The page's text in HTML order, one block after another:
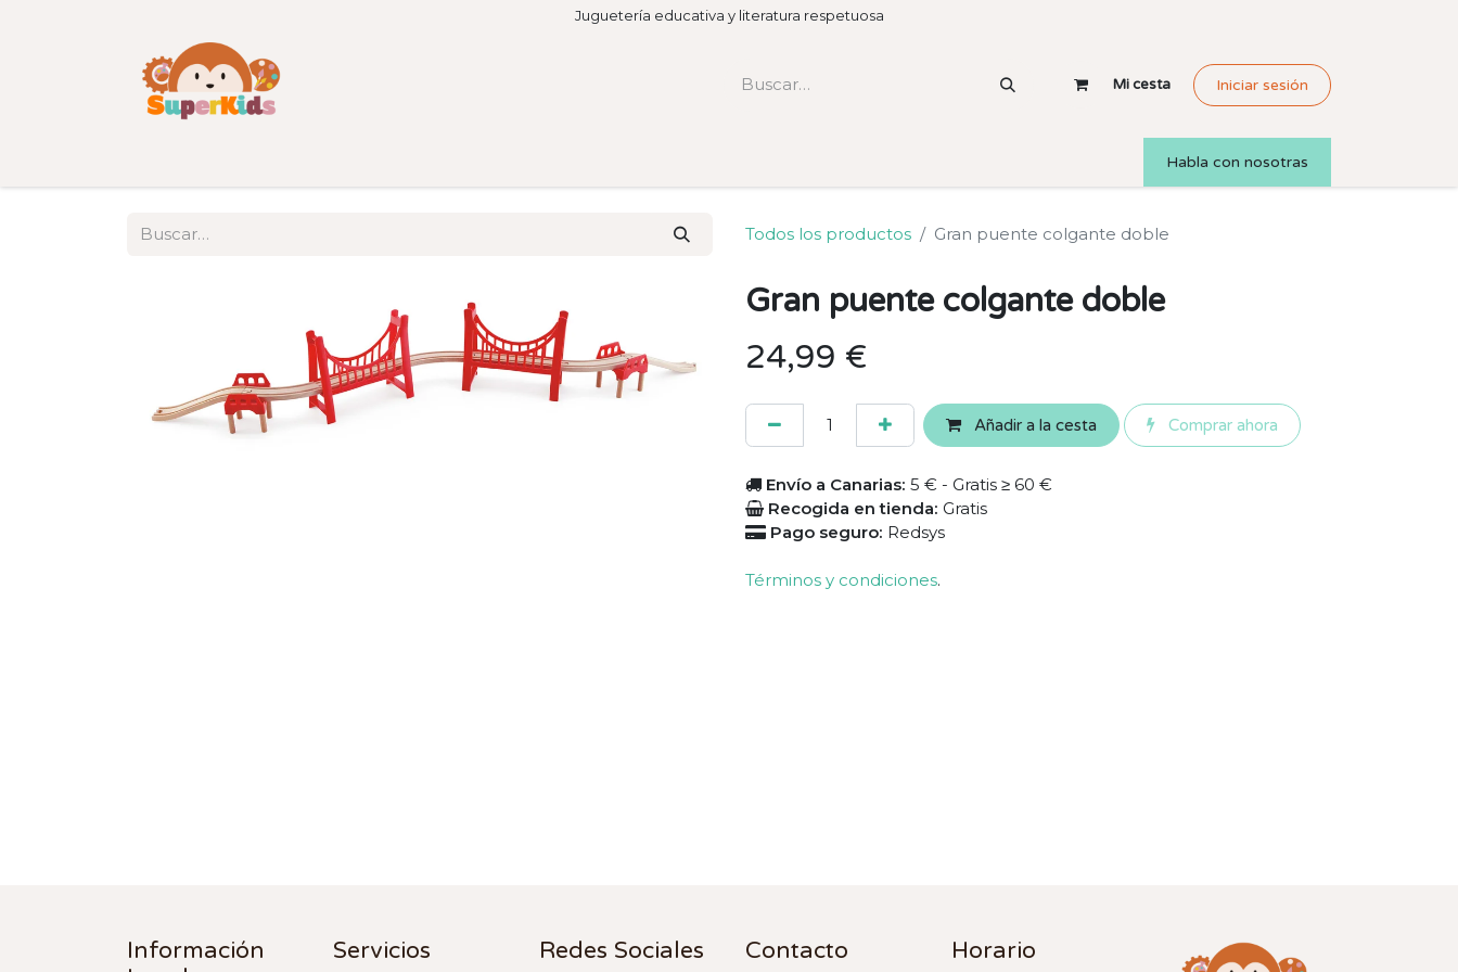
Juguetería educativa y literatura respetuosa
Mi cesta Iniciar sesión
Habla con nosotras
Todos los productos Gran puente colgante doble
Gran puente colgante doble
24,99 €
Añadir a la cesta Comprar ahora
Envío a Canarias: 5 € - Gratis ≥ 60 €
Recogida en tienda: Gratis
Pago seguro: Redsys
Términos y condiciones.
Información
Servicios Redes Sociales Contacto Horario